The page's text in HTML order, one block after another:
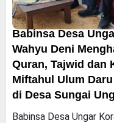
Babinsa Desa
Wahyu Deni
Quran, Tajwid dan
Miftahul Ulum
di Desa Sungai
Babinsa Desa Ungar